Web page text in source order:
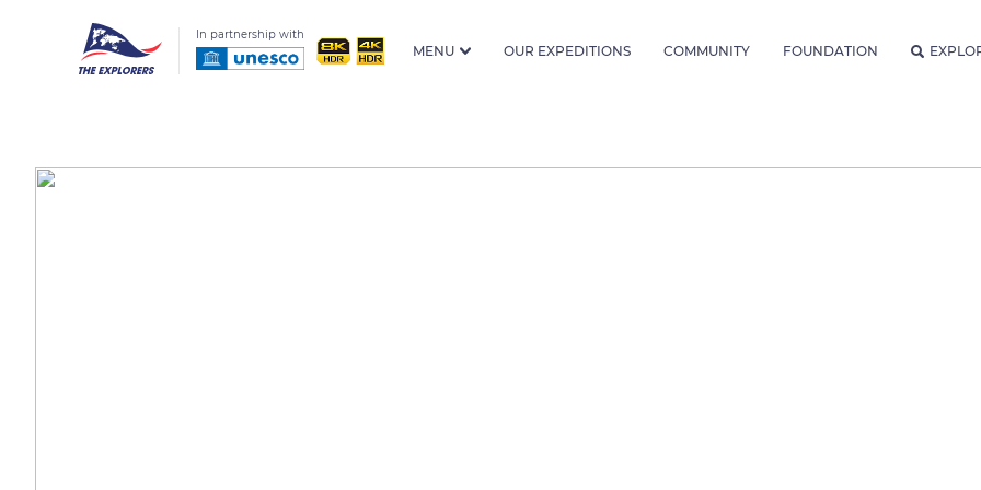
In partnership with
MENU OUR EXPEDITIONS COMMUNITY FOUNDATION